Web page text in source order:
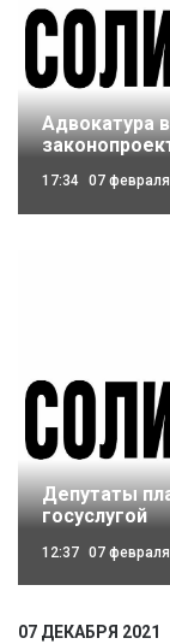
Адвокатура
17:34 07
Депутаты
госуслугой
12:37 07
07 ДЕКАБРЯ 2021